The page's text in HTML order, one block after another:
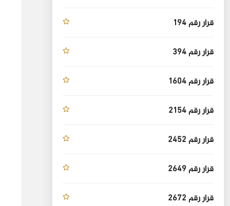
قرار رقم 194
قرار رقم 394
قرار رقم 1604
قرار رقم 2154
قرار رقم 2452
قرار رقم 2649
قرار رقم 2672